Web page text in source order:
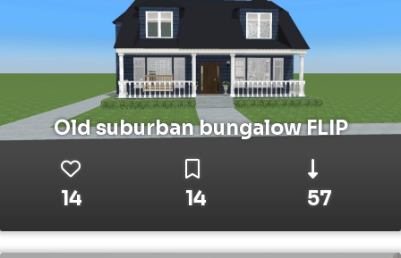
Old suburban bungalow FLIP
14 14 57